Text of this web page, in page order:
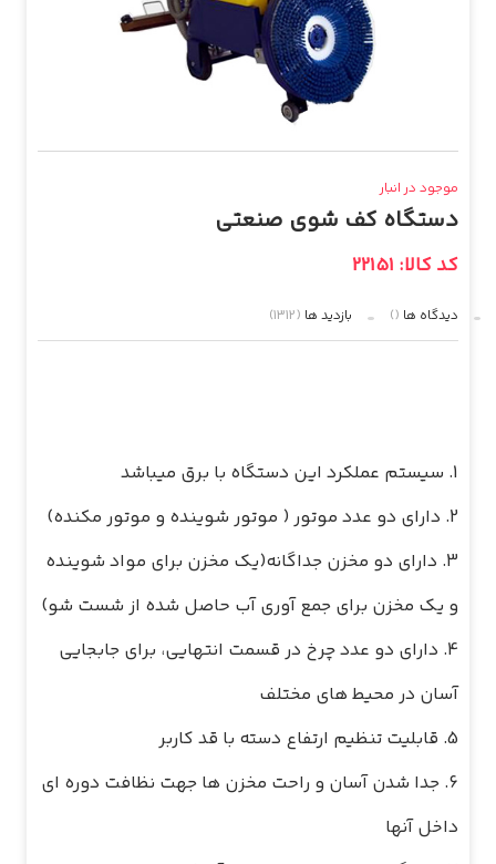
موجود در انبار
دستگاه کف شوی صنعتی
کد کالا: 22151
دیدگاه ها () بازدید ها (1312)
1. سیستم عملکرد این دستگاه با برق میباشد
3. دارای دو مخزن جداگانه(یک مخزن برای مواد شوینده
4. دارای دو عدد چرخ در قسمت انتهایی، برای جابجایی
5. قابلیت تنظیم ارتفاع دسته با قد کاربر
6. جدا شدن آسان و راحت مخزن ها جهت نظافت دوره ای